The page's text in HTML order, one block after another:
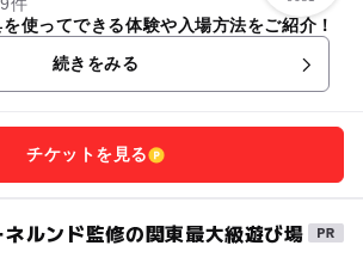
使ってできる体験や入場方法をご紹介！
続きをみる
チケットを見る
ルンド監修の関東最大級遊び場